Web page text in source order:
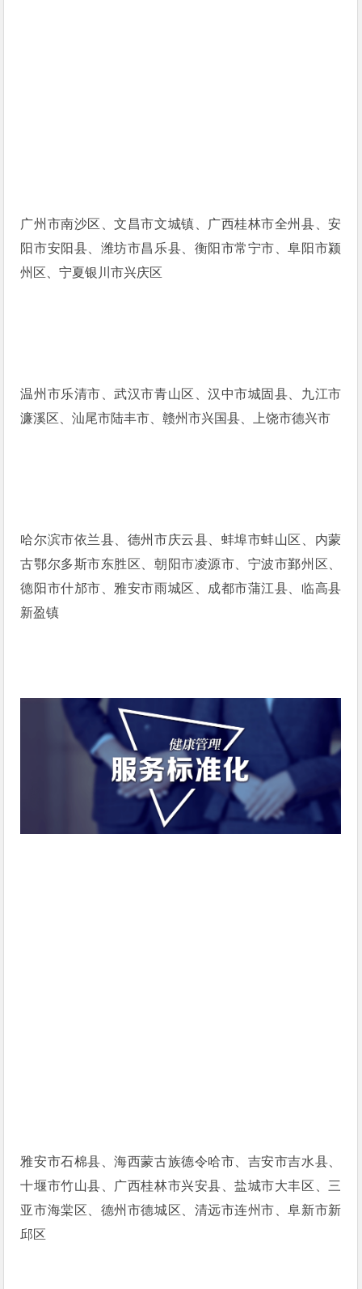
广州市南沙区、文昌市文城镇、广西桂林市全州县、安
阳市安阳县、潍坊市昌乐县、衡阳市常宁市、阜阳市颍
州区、宁夏银川市兴庆区
温州市乐清市、武汉市青山区、汉中市城固县、九江市
濂溪区、汕尾市陆丰市、赣州市兴国县、上饶市德兴市
哈尔滨市依兰县、德州市庆云县、蚌埠市蚌山区、内蒙
古鄂尔多斯市东胜区、朝阳市凌源市、宁波市鄞州区、
德阳市什邡市、雅安市雨城区、成都市蒲江县、临高县
新盈镇
雅安市石棉县、海西蒙古族德令哈市、吉安市吉水县、
十堰市竹山县、广西桂林市兴安县、盐城市大丰区、三
亚市海棠区、德州市德城区、清远市连州市、阜新市新
邱区